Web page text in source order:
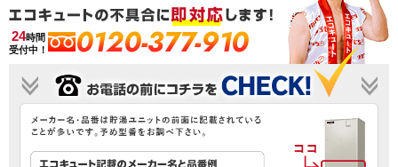
24時間
受付中！
0120-377-910